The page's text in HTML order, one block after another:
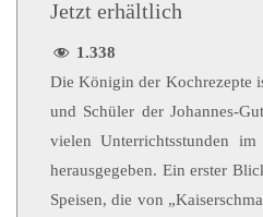
Jetzt erhältlich
1.338
Die Königin der Kochrezepte
und Schüler der Johannes-
vielen Unterrichtsstunden
herausgegeben. Ein erster
Speisen, die von